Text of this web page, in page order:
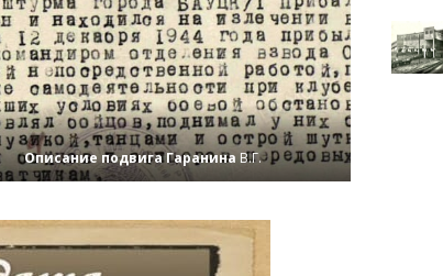
Описание подвига Гаранина В.Г.